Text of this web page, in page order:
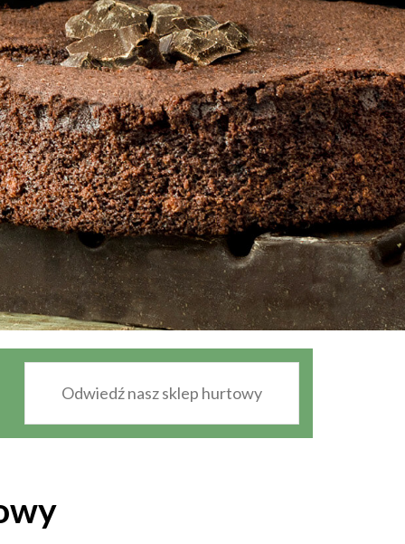
Odwiedź nasz sklep hurtowy